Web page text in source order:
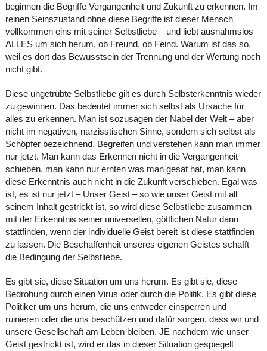
beginnen die Begriffe Vergangenheit und Zukunft zu erkennen. Im
reinen Seinszustand ohne diese Begriffe ist dieser Mensch
vollkommen eins mit seiner Selbstliebe – und liebt ausnahmslos
ALLES um sich herum, ob Freund, ob Feind. Warum ist das so,
weil es dort das Bewusstsein der Trennung und der Wertung noch
nicht gibt.
Diese ungetrübte Selbstliebe gilt es durch Selbsterkenntnis wieder
zu gewinnen. Das bedeutet immer sich selbst als Ursache für
alles zu erkennen. Man ist sozusagen der Nabel der Welt – aber
nicht im negativen, narzisstischen Sinne, sondern sich selbst als
Schöpfer bezeichnend. Begreifen und verstehen kann man immer
nur jetzt. Man kann das Erkennen nicht in die Vergangenheit
schieben, man kann nur ernten was man gesät hat, man kann
diese Erkenntnis auch nicht in die Zukunft verschieben. Egal was
ist, es ist nur jetzt – Unser Geist – so wie unser Geist mit all
seinem Inhalt gestrickt ist, so wird diese Selbstliebe zusammen
mit der Erkenntnis seiner universellen, göttlichen Natur dann
stattfinden, wenn der individuelle Geist bereit ist diese stattfinden
zu lassen. Die Beschaffenheit unseres eigenen Geistes schafft
die Bedingung der Selbstliebe.
Es gibt sie, diese Situation um uns herum. Es gibt sie, diese
Bedrohung durch einen Virus oder durch die Politik. Es gibt diese
Politiker um uns herum, die uns entweder einsperren und
ruinieren oder die uns beschützen und dafür sorgen, dass wir und
unsere Gesellschaft am Leben bleiben. JE nachdem wie unser
Geist gestrickt ist, wird er das in dieser Situation gespiegelt